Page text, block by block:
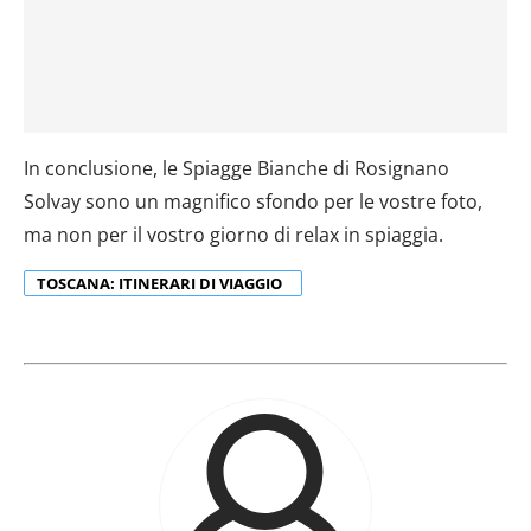
In conclusione, le Spiagge Bianche di Rosignano
Solvay sono un magnifico sfondo per le vostre foto,
ma non per il vostro giorno di relax in spiaggia.
TOSCANA: ITINERARI DI VIAGGIO